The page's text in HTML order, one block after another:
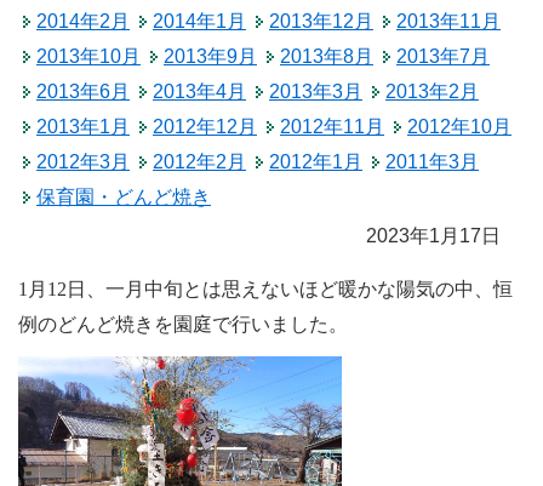
2014年2月
2014年1月 2013年12月
2013年11月
2013年10月
2013年9月 2013年8月
2013年7月
2013年6月
2013年4月 2013年3月
2013年2月
2013年1月
2012年12月 2012年11月
2012年10月
2012年3月
2012年2月 2012年1月
2011年3月
保育園・どんど焼き
2023年1月17日
1 月12日、一月中旬とは思えないほど暖かな陽気の中、恒
例のどんど焼きを園庭で行いました。